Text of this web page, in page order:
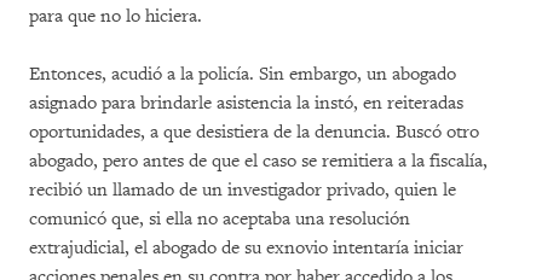
para que no lo hiciera.
Entonces, acudió a la policía. Sin embargo, un abogado
asignado para brindarle asistencia la instó, en reiteradas
oportunidades, a que desistiera de la denuncia. Buscó otro
abogado, pero antes de que el caso se remitiera a la fiscalía,
recibió un llamado de un investigador privado, quien le
comunicó que, si ella no aceptaba una resolución
extrajudicial, el abogado de su exnovio intentaría iniciar